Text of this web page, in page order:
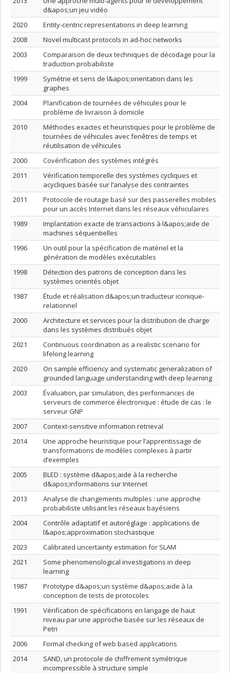
d&apos;un jeu vidéo
2020
Entity-centric representations in deep learning
2008
Novel multicast protocols in ad-hoc networks
2003
Comparaison de deux techniques de décodage pour la
traduction probabiliste
1999
Symétrie et sens de l&apos;orientation dans les
graphes
2004
Planification de tournées de véhicules pour le
problème de livraison à domicile
2010
Méthodes exactes et heuristiques pour le problème de
tournées de véhicules avec fenêtres de temps et
réutilisation de véhicules
2000
Covérification des systèmes intégrés
2011
Vérification temporelle des systèmes cycliques et
acycliques basée sur l’analyse des contraintes
2011
Protocole de routage basé sur des passerelles mobiles
pour un accès Internet dans les réseaux véhiculaires
1989
Implantation exacte de transactions à l&apos;aide de
machines séquentielles
1996
Un outil pour la spécification de matériel et la
génération de modèles exécutables
1998
Détection des patrons de conception dans les
systèmes orientés objet
1987
Étude et réalisation d&apos;un traducteur iconique-
relationnel
2000
Architecture et services pour la distribution de charge
dans les systèmes distribués objet
2021
Continuous coordination as a realistic scenario for
lifelong learning
2020
On sample efficiency and systematic generalization of
grounded language understanding with deep learning
2003
Évaluation, par simulation, des performances de
serveurs de commerce électronique : étude de cas : le
serveur GNP
2007
Context-sensitive information retrieval
2014
Une approche heuristique pour l’apprentissage de
transformations de modèles complexes à partir
d’exemples
2005
BLED : système d&apos;aide à la recherche
d&apos;informations sur Internet
2013
Analyse de changements multiples : une approche
probabiliste utilisant les réseaux bayésiens
2004
Contrôle adaptatif et autoréglage : applications de
l&apos;approximation stochastique
2023
Calibrated uncertainty estimation for SLAM
2021
Some phenomenological investigations in deep
learning
1987
Prototype d&apos;un système d&apos;aide à la
conception de tests de protocoles
1991
Vérification de spécifications en langage de haut
niveau par une approche basée sur les réseaux de
Petri
2006
Formal checking of web based applications
2014
SAND, un protocole de chiffrement symétrique
incompressible à structure simple